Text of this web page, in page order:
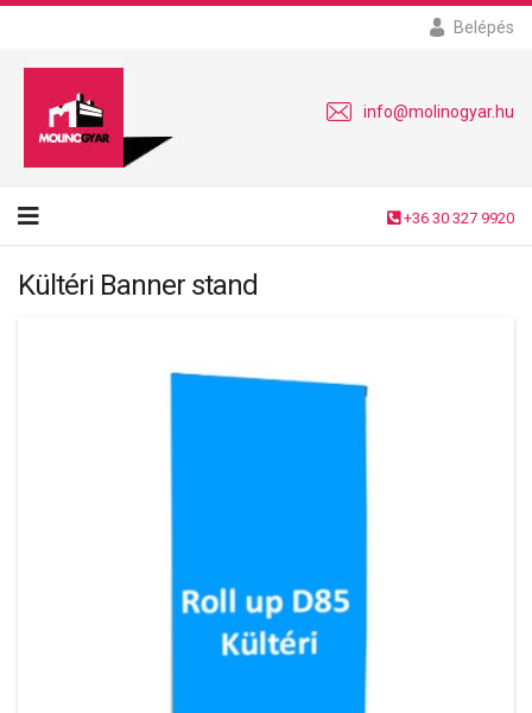
Belépés
info@molinogyar.hu
+36 30 327 9920
Kültéri Banner stand